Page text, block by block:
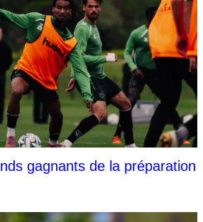
gagnants de la préparation